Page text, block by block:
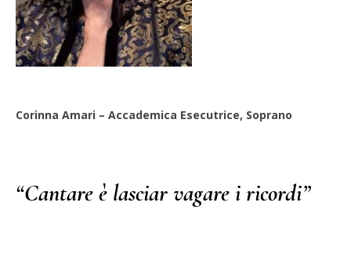
Corinna Amari – Accademica Esecutrice, Soprano
“Cantare è lasciar vagare i ricordi”